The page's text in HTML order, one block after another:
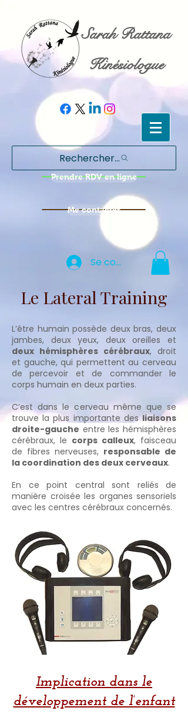
Sarah Rattana
Kinésiologue
Rechercher...
Prendre RDV en ligne
Me contacter
Se connecter
Le Lateral Training
L’être humain possède deux bras, deux
jambes, deux yeux, deux oreilles et
deux hémisphères cérébraux, droit
et gauche, qui permettent au cerveau
de percevoir et de commander le
corps humain en deux parties.
C’est dans le cerveau même que se
trouve la plus importante desliaisons
droite-gauche entre les hémisphères
cérébraux, le corps calleux, faisceau
de fibres nerveuses, responsable de
la coordination des deux cerveaux.
En ce point central sont reliés de
manière croisée les organes sensoriels
avec les centres cérébraux concernés.
​​​Implication dans le
développement de l’enfant